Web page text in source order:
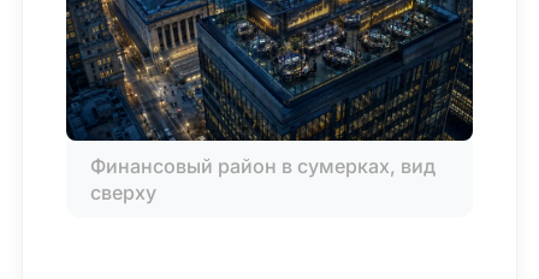
Финансовый район в сумерках, вид
сверху